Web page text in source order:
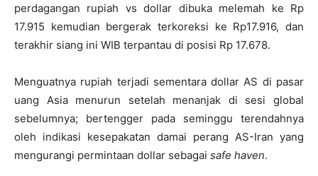
perdagangan rupiah vs dollar dibuka melemah ke Rp
17.915 kemudian bergerak terkoreksi ke Rp17.916, dan
terakhir siang ini WIB terpantau di posisi Rp 17.678.
Menguatnya rupiah terjadi sementara dollar AS di pasar
uang Asia menurun setelah menanjak di sesi global
sebelumnya; bertengger pada seminggu terendahnya
oleh indikasi kesepakatan damai perang AS-Iran yang
mengurangi permintaan dollar sebagai safe haven.